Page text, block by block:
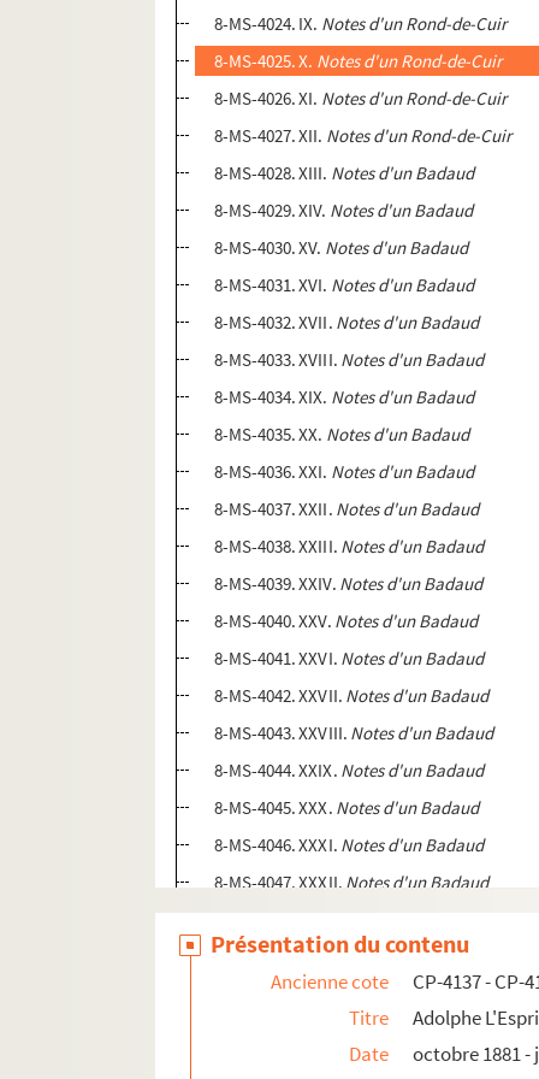
8-MS-4024. IX. Notes d'un Rond-de-Cuir
8-MS-4025. X. Notes d'un Rond-de-Cuir
8-MS-4026. XI. Notes d'un Rond-de-Cuir
8-MS-4027. XII. Notes d'un Rond-de-Cuir
8-MS-4028. XIII. Notes d'un Badaud
8-MS-4029. XIV. Notes d'un Badaud
8-MS-4030. XV. Notes d'un Badaud
8-MS-4031. XVI. Notes d'un Badaud
8-MS-4032. XVII. Notes d'un Badaud
8-MS-4033. XVIII. Notes d'un Badaud
8-MS-4034. XIX. Notes d'un Badaud
8-MS-4035. XX. Notes d'un Badaud
8-MS-4036. XXI. Notes d'un Badaud
8-MS-4037. XXII. Notes d'un Badaud
8-MS-4038. XXIII. Notes d'un Badaud
8-MS-4039. XXIV. Notes d'un Badaud
8-MS-4040. XXV. Notes d'un Badaud
8-MS-4041. XXVI. Notes d'un Badaud
8-MS-4042. XXVII. Notes d'un Badaud
8-MS-4043. XXVIII. Notes d'un Badaud
8-MS-4044. XXIX. Notes d'un Badaud
8-MS-4045. XXX. Notes d'un Badaud
8-MS-4046. XXXI. Notes d'un Badaud
8-MS-4047. XXXII. Notes d'un Badaud
8-MS-4048. XXXIII.
8-MS-4049. XXXIV. Notes d'un Badaud
8-MS-4050. XXXV.Notes d'un Badaud
Notes d'un Badaud
8-MS-4052. XXXVII.Notes d'un Badaud
Présentation du contenu
Ancienne cote
CP-4137 - CP-
Titre
Adolphe
Date
octobre 1881 -